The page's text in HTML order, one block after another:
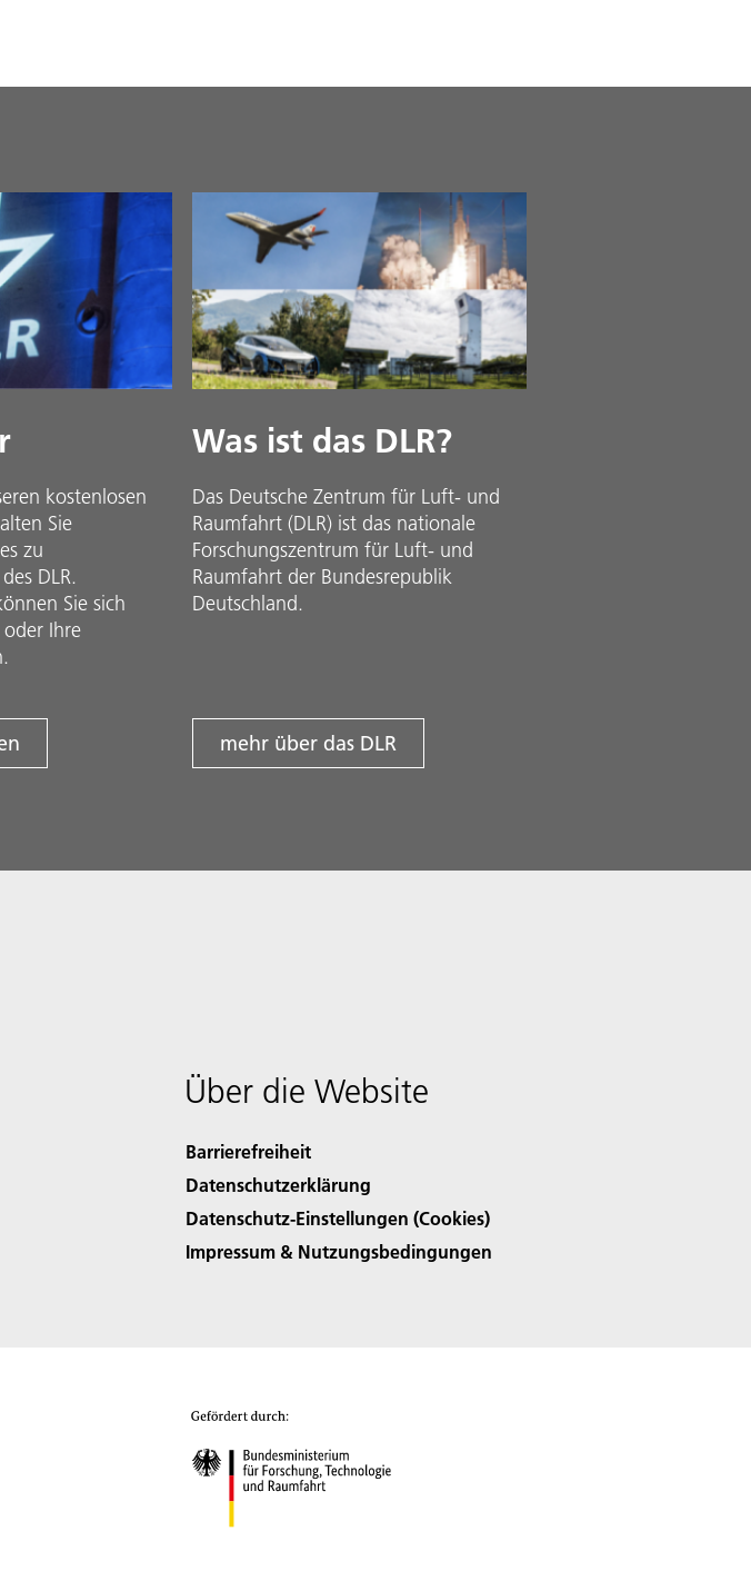
kostenlosen
Sie
zu
DLR.
Sie sich
Ihre
Was ist das DLR?
Das Deutsche Zentrum für Luft- und
Raumfahrt (DLR) ist das nationale
Forschungszentrum für Luft- und
Raumfahrt der Bundesrepublik
Deutschland.
mehr über das DLR
Über die Website
Barrierefreiheit
Datenschutzerklärung
Datenschutz-Einstellungen (Cookies)
Impressum & Nutzungsbedingungen